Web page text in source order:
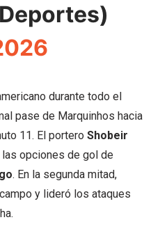
durante todo el
pase de Marquinhos hacia
11. El portero Shobeir
opciones de gol de
. En la segunda mitad,
y lideró los ataques